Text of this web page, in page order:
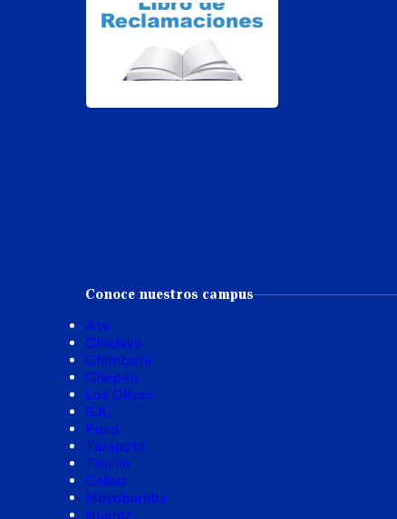
Conoce nuestros campus
Ate
Chiclayo
Chimbote
Chepén
Los Olivos
SJL
Piura
Tarapoto
Trujillo
Callao
Moyobamba
Huaraz